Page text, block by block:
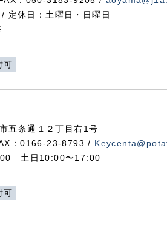
休日：土曜日・日曜日
可
五条通１２丁目右1号
：0166-23-8793 /
土日10:00〜17:00
可